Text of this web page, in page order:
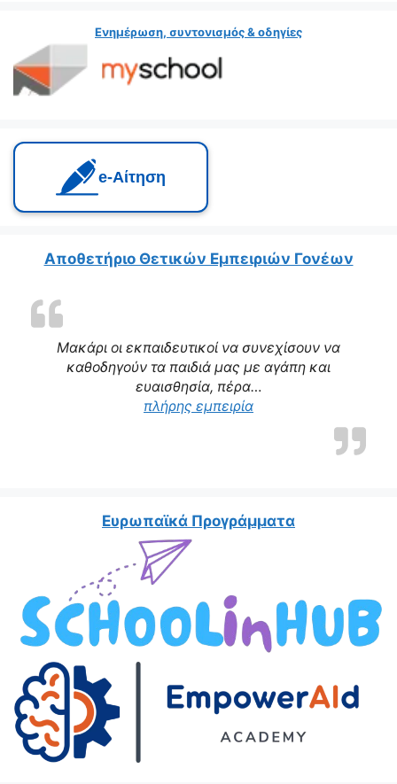
Ενημέρωση, συντονισμός & οδηγίες
e‑Αίτηση
Μακάρι οι εκπαιδευτικοί να συνεχίσουν να
καθοδηγούν τα παιδιά μας με αγάπη και
ευαισθησία, πέρα…
πλήρης εμπειρία
Αποθετήριο Θετικών Εμπειριών Γονέων
Ευρωπαϊκά Προγράμματα